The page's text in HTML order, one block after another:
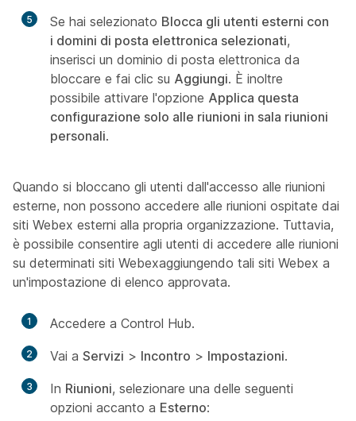
5 Se hai selezionato Blocca gli utenti esterni con
i domini di posta elettronica selezionati,
inserisci un dominio di posta elettronica da
bloccare e fai clic su Aggiungi. È inoltre
possibile attivare l'opzione Applica questa
configurazione solo alle riunioni in sala riunioni
personali.
Quando si bloccano gli utenti dall'accesso alle riunioni
esterne, non possono accedere alle riunioni ospitate dai
siti Webex esterni alla propria organizzazione. Tuttavia,
è possibile consentire agli utenti di accedere alle riunioni
su determinati siti Webexaggiungendo tali siti Webex a
un'impostazione di elenco approvata.
1 Accedere a Control Hub.
2 Vai a Servizi > Incontro > Impostazioni.
3 In Riunioni, selezionare una delle seguenti
opzioni accanto a Esterno: